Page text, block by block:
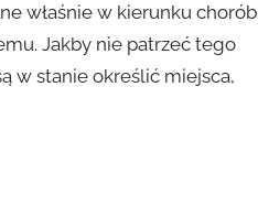
właśnie w kierunku chorób
Jakby nie patrzeć tego
w stanie określić miejsca,